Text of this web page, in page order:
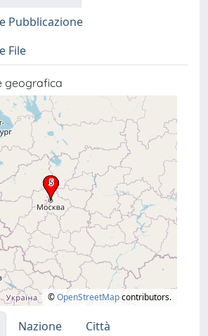
Pubblicazione
File
geografica
©OpenStreetMapcontributors.
Nazione
Città